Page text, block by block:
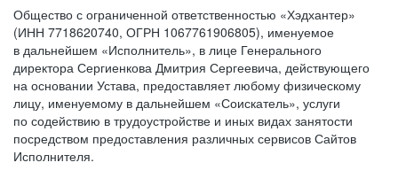
Общество с ограниченной ответственностью «Хэдхантер»
(ИНН 7718620740, ОГРН 1067761906805), именуемое
в дальнейшем «Исполнитель», в лице Генерального
директора Сергиенкова Дмитрия Сергеевича, действующего
на основании Устава, предоставляет любому физическому
лицу, именуемому в дальнейшем «Соискатель», услуги
по содействию в трудоустройстве и иных видах занятости
посредством предоставления различных сервисов Сайтов
Исполнителя.